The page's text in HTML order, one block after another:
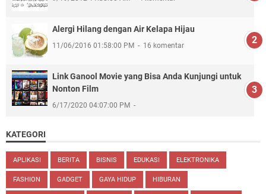
Alergi Hilang dengan Air Kelapa Hijau
11/06/2016 01:58:00 PM 16 komentar
Link Ganool Movie yang Bisa Anda Kunjungi untuk
Nonton Film
6/17/2020 04:07:00 PM
KATEGORI
APLIKASI BERITA BISNIS EDUKASI ELEKTRONIKA
FASHION GADGET GAYA HIDUP HIBURAN